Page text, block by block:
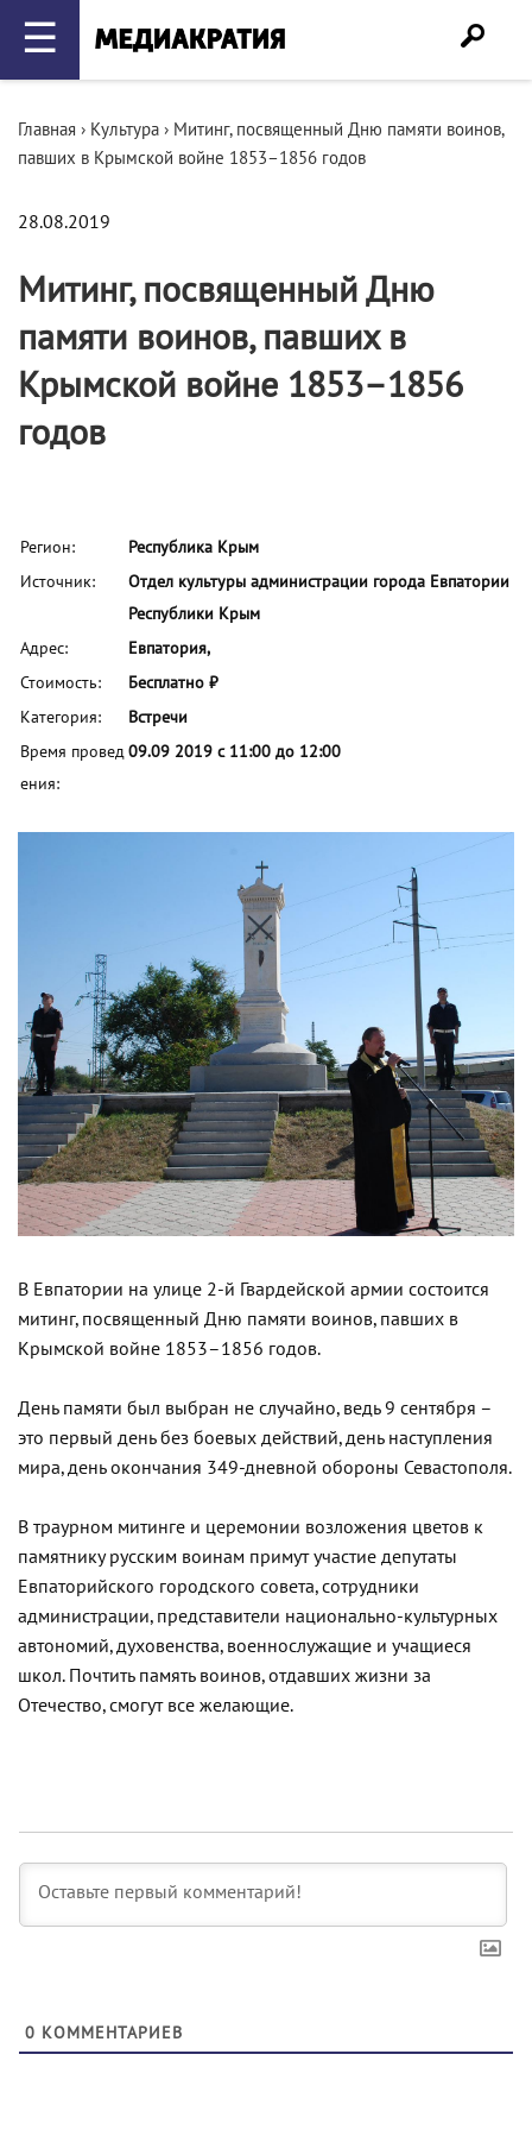
☰
Главная › Культура › Митинг, посвященный Дню памяти воинов,
павших в Крымской войне 1853–1856 годов
28.08.2019
Митинг, посвященный Дню
памяти воинов, павших в
Крымской войне 1853–1856
годов
Регион:
Республика Крым
Источник:
Отдел культуры администрации города Евпатории
Республики Крым
Адрес:
Евпатория,
Стоимость:
Бесплатно ₽
Категория:
Встречи
Время провед
ения:
09.09 2019 с 11:00 до 12:00
В Евпатории на улице 2-й Гвардейской армии состоится
митинг, посвященный Дню памяти воинов, павших в
Крымской войне 1853–1856 годов.
День памяти был выбран не случайно, ведь 9 сентября –
это первый день без боевых действий, день наступления
мира, день окончания 349-дневной обороны Севастополя.
В траурном митинге и церемонии возложения цветов к
памятнику русским воинам примут участие депутаты
Евпаторийского городского совета, сотрудники
администрации, представители национально-культурных
автономий, духовенства, военнослужащие и учащиеся
школ. Почтить память воинов, отдавших жизни за
Отечество, смогут все желающие.
0 КОММЕНТАРИЕВ